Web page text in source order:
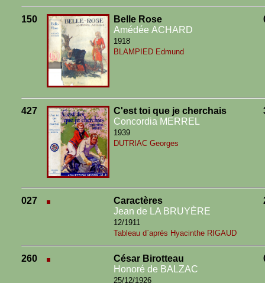
150
Belle Rose
Amédée ACHARD
1918
BLAMPIED Edmund
427
C'est toi que je cherchais
Concordia MERREL
1939
DUTRIAC Georges
027
Caractères
Jean de LA BRUYÈRE
12/1911
Tableau d`aprés Hyacinthe RIGAUD
260
César Birotteau
Honoré de BALZAC
25/12/1926